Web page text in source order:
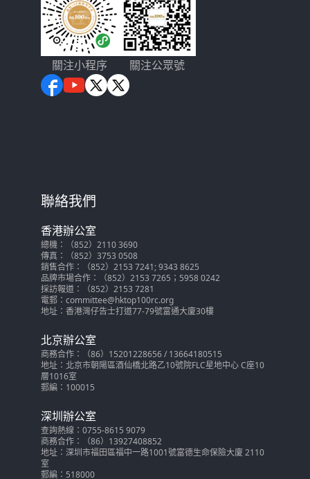
關注小程序 關注公眾號
聯絡我們
香港辦公室
總機：（852）2110 3690
傳真：（852）3753 0508
銷售合作：（852）2153 7241; 9343 8625
品牌市場合作：（852）2153 7265；5958 0242
採訪報道：（852）2153 7281
電郵：committee@hktop100rc.org
地址：香港灣仔告士打道77-79號富通大廈30樓
北京辦公室
商務合作：（86）15201228656 / 13664180515
地址：北京市朝陽區酒仙橋北路乙10號院FLC星地中心 C座10
層1016室
郵編：100015
深圳辦公室
查詢熱線：0755-8615 9079
商務合作：（86）13927408852
地址：深圳市福田區福中一路1001號富德生命保險大廈 2110
室
郵編：518000